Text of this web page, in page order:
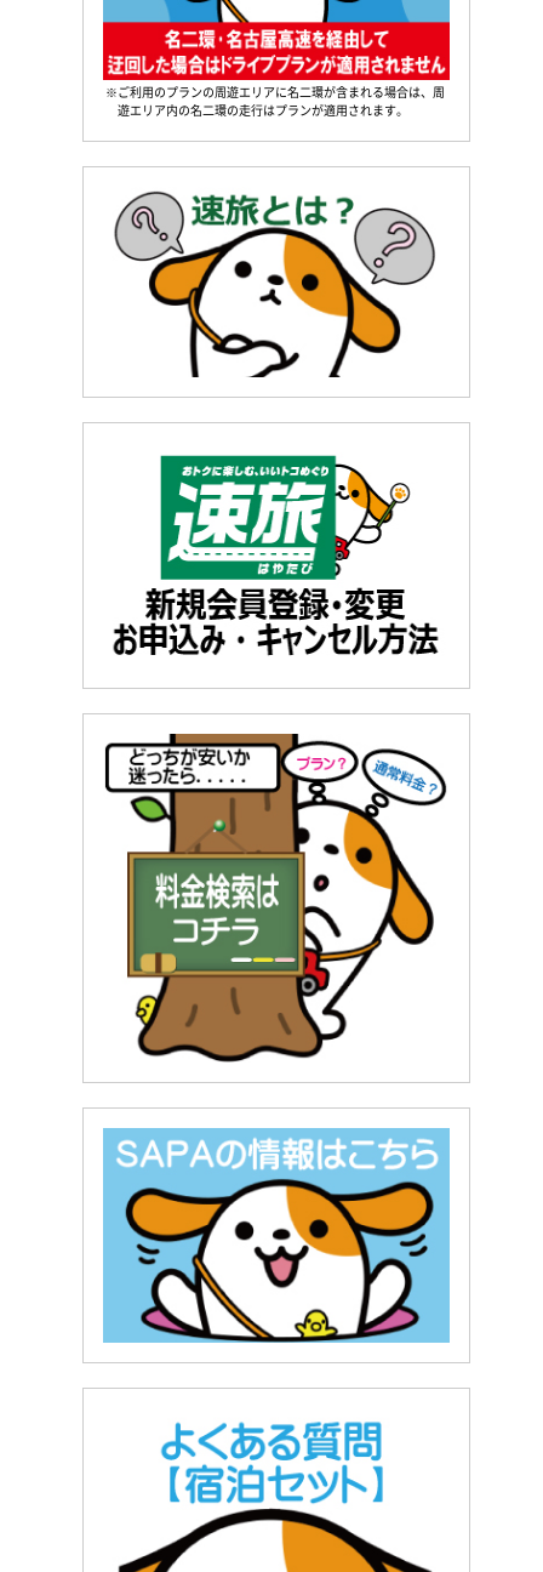
※ご利用のプランの周遊エリアに名二環が含まれる場合は、周
遊エリア内の名二環の走行はプランが適用されます。